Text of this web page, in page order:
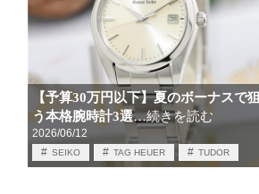
【予算30万円以下】夏のボーナスで狙
う本格腕時計3選…続きを読む
2026/06/12
SEIKO TAG HEUER TUDOR